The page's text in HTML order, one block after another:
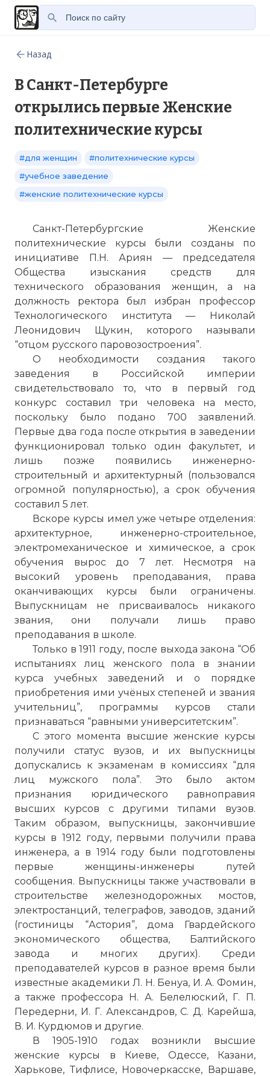
Назад
В Санкт-Петербурге
открылись первые Женские
политехнические курсы
#для женщин
#политехнические курсы
#учебное заведение
#женские политехнические курсы
Санкт-Петербургские Женские
политехнические курсы были созданы по
инициативе П.Н. Ариян — председателя
Общества изыскания средств для
технического образования женщин, а на
должность ректора был избран профессор
Технологического института — Николай
Леонидович Щукин, которого называли
“отцом русского паровозостроения”.
О необходимости создания такого
заведения в Российской империи
свидетельствовало то, что в первый год
конкурс составил три человека на место,
поскольку было подано 700 заявлений.
Первые два года после открытия в заведении
функционировал только один факультет, и
лишь позже появились инженерно-
строительный и архитектурный (пользовался
огромной популярностью), а срок обучения
составил 5 лет.
Вскоре курсы имел уже четыре отделения:
архитектурное, инженерно-строительное,
электромеханическое и химическое, а срок
обучения вырос до 7 лет. Несмотря на
высокий уровень преподавания, права
оканчивающих курсы были ограничены.
Выпускницам не присваивалось никакого
звания, они получали лишь право
преподавания в школе.
Только в 1911 году, после выхода закона “Об
испытаниях лиц женского пола в знании
курса учебных заведений и о порядке
приобретения ими учёных степеней и звания
учительниц”, программы курсов стали
признаваться “равными университетским”.
С этого момента высшие женские курсы
получили статус вузов, и их выпускницы
допускались к экзаменам в комиссиях “для
лиц мужского пола”. Это было актом
признания юридического равноправия
высших курсов с другими типами вузов.
Таким образом, выпускницы, закончившие
курсы в 1912 году, первыми получили права
инженера, а в 1914 году были подготовлены
первые женщины-инженеры путей
сообщения. Выпускницы также участвовали в
строительстве железнодорожных мостов,
электростанций, телеграфов, заводов, зданий
(гостиницы “Астория”, дома Гвардейского
экономического общества, Балтийского
завода и многих других). Среди
преподавателей курсов в разное время были
известные академики Л. Н. Бенуа, И. А. Фомин,
а также профессора Н. А. Белелюский, Г. П.
Передерни, И. Г. Александров, С. Д. Карейша,
В. И. Курдюмов и другие.
В 1905-1910 годах возникли высшие
женские курсы в Киеве, Одессе, Казани,
Харькове, Тифлисе, Новочеркасске, Варшаве,